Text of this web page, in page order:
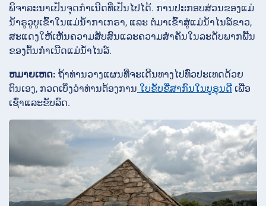
ພິຈາລະນາເປັນຈຸດກຳເນີດທີ່ເປັນໄປໄດ້. ການປະກອບສ່ວນຂອງແມ່
ນ້ຳຣູວູບູເຂົ້າໃນແມ່ນ້ຳກາເກຣາ, ແລະ ຕໍ່ມາເຂົ້າສູ່ແມ່ນ້ຳໄນລ໌ຂາວ,
ສະແດງໃຫ້ເຫັນຄວາມສັບສົນແລະຄວາມສຳຄັນໃນລະດັບພາກພື້ນ
ຂອງຕົ້ນກຳເນີດແມ່ນ້ຳໄນລ໌.
ຫມາຍເຫດ: ຖ້າທ່ານວາງແຜນທີ່ຈະເດີນທາງໄປທົ່ວປະເທດດ້ວຍ
ຕົນເອງ, ກວດເບິ່ງວ່າທ່ານຕ້ອງການ ໃບຂັບຂີ່ສາກົນໃນບູຣຸນດີ ເພື່ອ
ເຊົ່າແລະຂັບລົດ.